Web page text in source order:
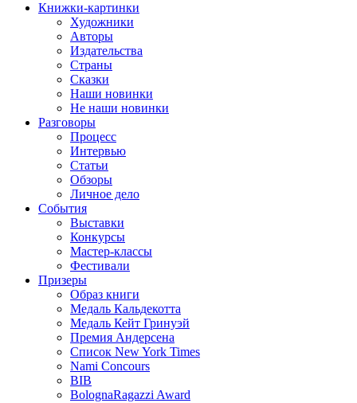
Книжки-картинки
Художники
Авторы
Издательства
Страны
Сказки
Наши новинки
Не наши новинки
Разговоры
Процесс
Интервью
Статьи
Обзоры
Личное дело
События
Выставки
Конкурсы
Мастер-классы
Фестивали
Призеры
Образ книги
Медаль Кальдекотта
Медаль Кейт Гринуэй
Премия Андерсена
Список New York Times
Nami Concours
BIB
BolognaRagazzi Award